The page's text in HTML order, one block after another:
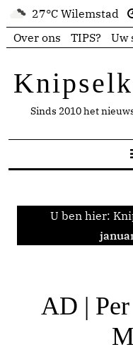
27°C Wilemstad
Over ons
TIPS? Uw
Sinds 2010 het
U ben hier:
AD |